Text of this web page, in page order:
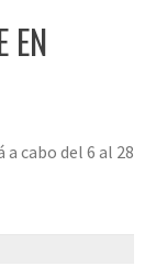
EN
cabo del 6 al 28